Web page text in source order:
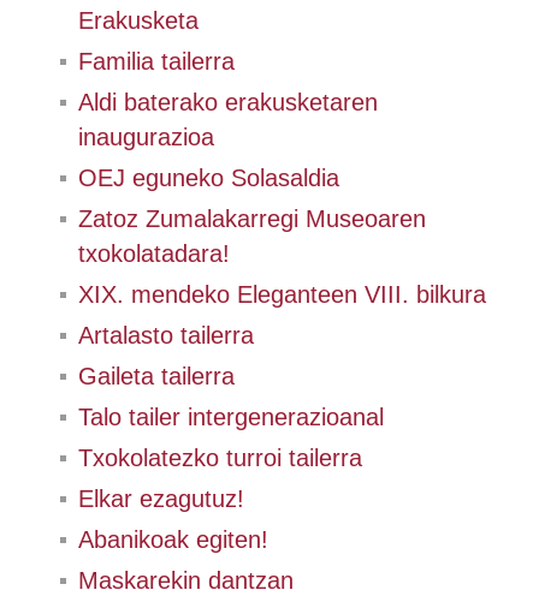
Erakusketa
Familia tailerra
Aldi baterako erakusketaren
inaugurazioa
OEJ eguneko Solasaldia
Zatoz Zumalakarregi Museoaren
txokolatadara!
XIX. mendeko Eleganteen VIII. bilkura
Artalasto tailerra
Gaileta tailerra
Talo tailer intergenerazioanal
Txokolatezko turroi tailerra
Elkar ezagutuz!
Abanikoak egiten!
Maskarekin dantzan